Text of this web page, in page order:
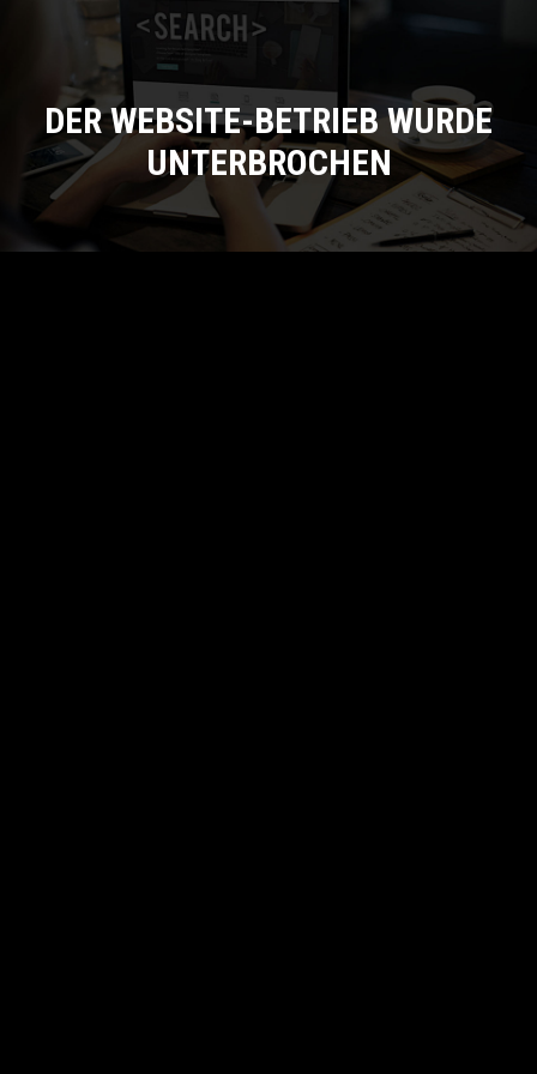
DER WEBSITE-BETRIEB WURDE
UNTERBROCHEN